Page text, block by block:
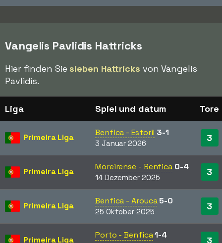
Vangelis Pavlidis Hattricks
Hier finden Sie sieben Hattricks von Vangelis
Pavlidis.
Liga Spiel und datum Tore
Primeira Liga Benfica - Estoril 3-1
3 Januar 2026 3
Primeira Liga Moreirense - Benfica 0-4
14 Dezember 2025 3
Primeira Liga Benfica - Arouca 5-0
25 Oktober 2025 3
Primeira Liga Porto - Benfica1-4 3